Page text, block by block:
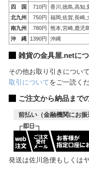
四 国
710円
香川,徳島,高知,
北九州
750円
福岡,佐賀,長崎,
南九州
780円
熊本,宮崎,鹿児
沖 縄
1390円 沖縄
雑貨の金具屋.netに
その他お取り引きについて
取引についてをご一読く
ご注文から納品まで
前払い（金融機関にお振
発送は佐川急便もしくは